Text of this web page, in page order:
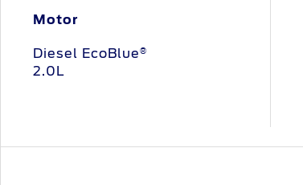
Motor
Diesel EcoBlue®
2.0L